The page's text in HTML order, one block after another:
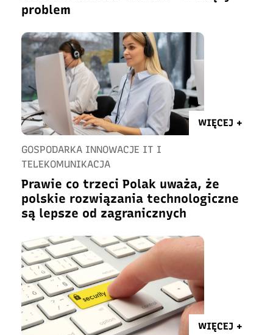
problem
WIĘCEJ +
GOSPODARKA INNOWACJE IT I
TELEKOMUNIKACJA
Prawie co trzeci Polak uważa, że
polskie rozwiązania technologiczne
są lepsze od zagranicznych
WIĘCEJ +